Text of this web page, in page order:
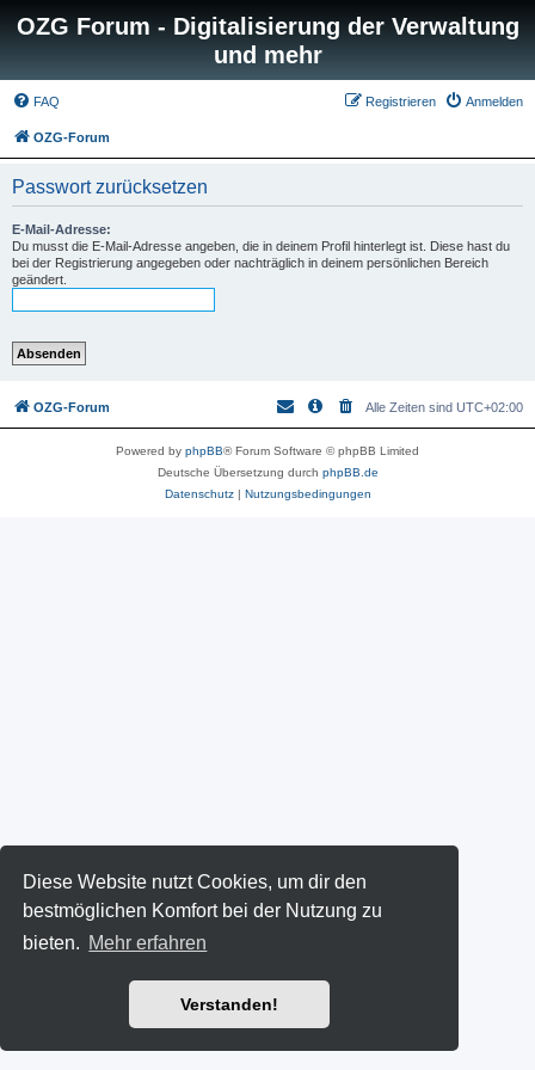
Diese Website nutzt Cookies, um dir den
bestmöglichen Komfort bei der Nutzung zu
bieten. Mehr erfahren
Verstanden!
OZG Forum - Digitalisierung der Verwaltung
und mehr
FAQ Anmelden
Registrieren
OZG-Forum
Passwort zurücksetzen
E-Mail-Adresse:
Du musst die E-Mail-Adresse angeben, die in deinem Profil hinterlegt ist. Diese hast du
bei der Registrierung angegeben oder nachträglich in deinem persönlichen Bereich
geändert.
OZG-Forum Alle Zeiten sind UTC+02:00
Powered by phpBB® Forum Software © phpBB Limited
Deutsche Übersetzung durch phpBB.de
Datenschutz| Nutzungsbedingungen